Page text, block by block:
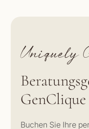
Uniquely
GenClique
Buchen Sie Ihre